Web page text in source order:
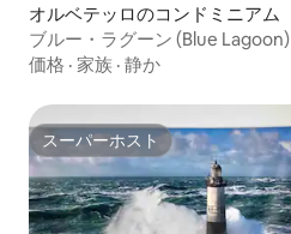
オルベテッロのコンドミニアム
ブルー・ラグーン (Blue Lagoon)
価格 · 家族 · 静か
スーパーホスト
スーパーホスト